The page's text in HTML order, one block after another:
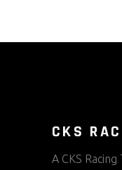
CKS
A CKS